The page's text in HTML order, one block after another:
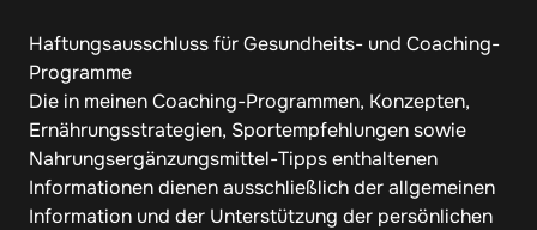
Haftungsausschluss für Gesundheits- und Coaching-
Programme
Die in meinen Coaching-Programmen, Konzepten,
Ernährungsstrategien, Sportempfehlungen sowie
Nahrungsergänzungsmittel-Tipps enthaltenen
Informationen dienen ausschließlich der allgemeinen
Information und der Unterstützung der persönlichen